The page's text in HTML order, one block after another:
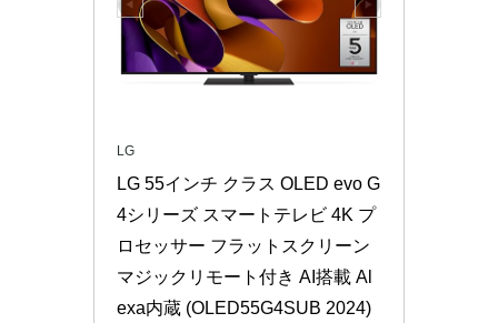
LG
LG 55インチ クラス OLED evo G
4シリーズ スマートテレビ 4K プ
ロセッサー フラットスクリーン
マジックリモート付き AI搭載 Al
exa内蔵 (OLED55G4SUB 2024)